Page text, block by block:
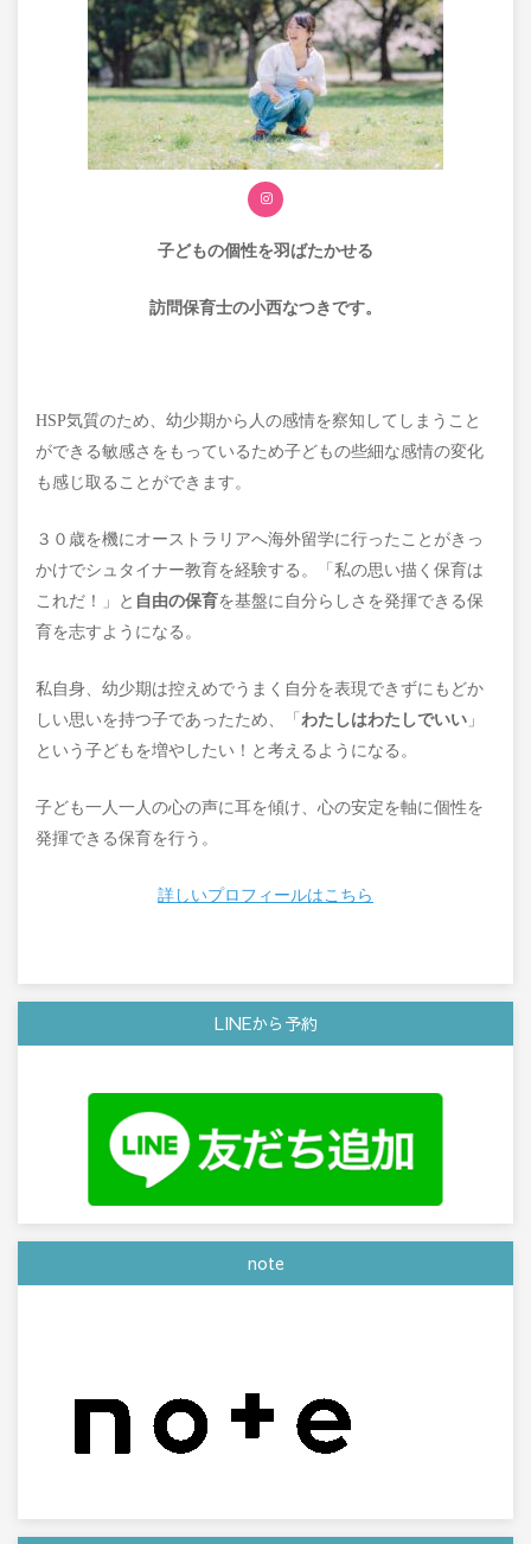
子どもの個性を羽ばたかせる
訪問保育士の小西なつきです。
HSP気質のため、幼少期から人の感情を察知してしまうこと
ができる敏感さをもっているため子どもの些細な感情の変化
も感じ取ることができます。
３０歳を機にオーストラリアへ海外留学に行ったことがきっ
かけでシュタイナー教育を経験する。
「私の思い描く保育は
これだ！」と 自由の保育を基盤に自分らしさを発揮できる保
育を志すようになる。
私自身、幼少期は控えめでうまく自分を表現できずにもどか
しい思いを持つ子であったため、「 わたしはわたしでいい 」
という子どもを増やしたい！と考えるようになる。
子ども一人一人の心の声に耳を傾け、心の安定を軸に個性を
発揮できる保育を行う。
詳しいプロフィールはこちら
LINEから予約
note